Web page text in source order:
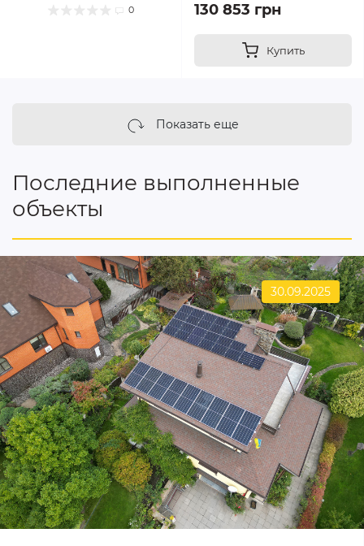
0 130 853 грн
Купить
Показать еще
Последние выполненные
объекты
30.09.2025